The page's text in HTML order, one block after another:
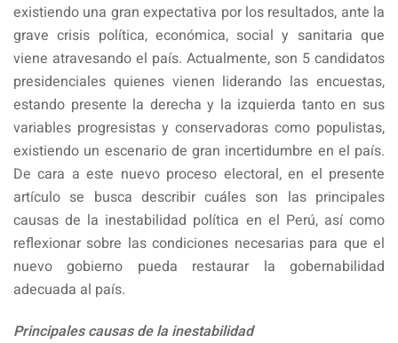
existiendo una gran expectativa por los resultados, ante la
grave crisis política, económica, social y sanitaria que
viene atravesando el país. Actualmente, son 5 candidatos
presidenciales quienes vienen liderando las encuestas,
estando presente la derecha y la izquierda tanto en sus
variables progresistas y conservadoras como populistas,
existiendo un escenario de gran incertidumbre en el país.
De cara a este nuevo proceso electoral, en el presente
artículo se busca describir cuáles son las principales
causas de la inestabilidad política en el Perú, así como
reflexionar sobre las condiciones necesarias para que el
nuevo gobierno pueda restaurar la gobernabilidad
adecuada al país.
Principales causas de la inestabilidad